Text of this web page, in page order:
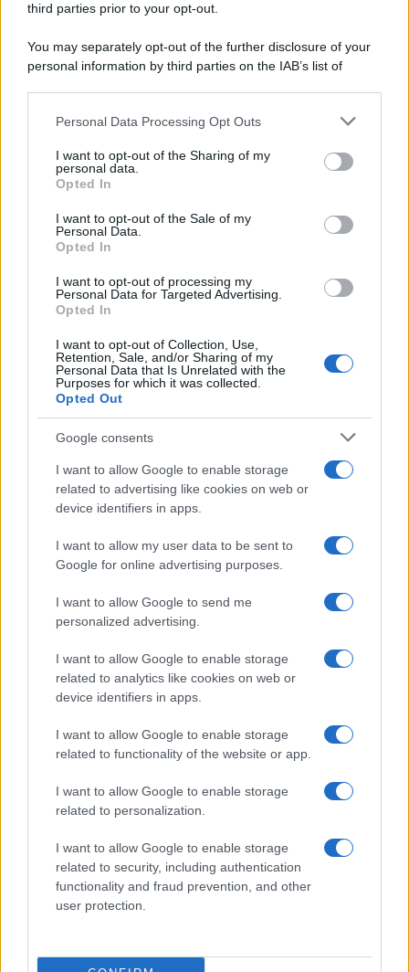
third parties prior to your opt-out.
You may separately opt-out of the further disclosure of your
personal information by third parties on the IAB’s list of
This information may also be disclosed by us to third parties
disclose it to other third parties.
Please note that this website/app uses one or more Google
services and may gather and store information including but
not limited to your visit or usage behaviour. You may click to
grant or deny consent to Google and its third-party tags to
consent section.
Personal Data Processing Opt Outs
I want to opt-out of the Sharing of my
personal data.
Opted In
I want to opt-out of the Sale of my
Personal Data.
Opted In
I want to opt-out of processing my
Personal Data for Targeted Advertising.
Opted In
I want to opt-out of Collection, Use,
Retention, Sale, and/or Sharing of my
Personal Data that Is Unrelated with the
Purposes for which it was collected.
Opted Out
Google consents
I want to allow Google to enable storage
related to advertising like cookies on web or
device identifiers in apps.
I want to allow my user data to be sent to
Google for online advertising purposes.
I want to allow Google to send me
personalized advertising.
I want to allow Google to enable storage
related to analytics like cookies on web or
device identifiers in apps.
I want to allow Google to enable storage
related to functionality of the website or app.
I want to allow Google to enable storage
related to personalization.
I want to allow Google to enable storage
related to security, including authentication
functionality and fraud prevention, and other
user protection.